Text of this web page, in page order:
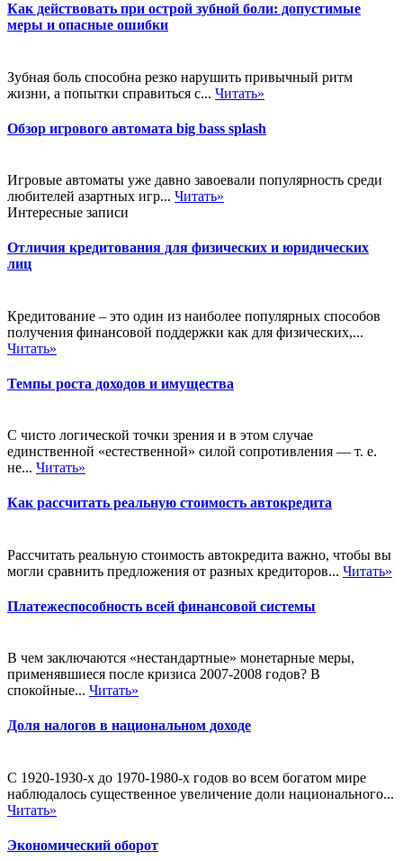
Как действовать при острой зубной боли: допустимые
меры и опасные ошибки
Зубная боль способна резко нарушить привычный ритм
жизни, а попытки справиться с... Читать»
Обзор игрового автомата big bass splash
Игровые автоматы уже давно завоевали популярность среди
любителей азартных игр... Читать»
Интересные записи
Отличия кредитования для физических и юридических
лиц
Кредитование – это один из наиболее популярных способов
получения финансовой поддержки как для физических,...
Читать»
Темпы роста доходов и имущества
С чисто логической точки зрения и в этом случае
единственной «естественной» силой сопротивления — т. е.
не... Читать»
Как рассчитать реальную стоимость автокредита
Рассчитать реальную стоимость автокредита важно, чтобы вы
могли сравнить предложения от разных кредиторов... Читать»
Платежеспособность всей финансовой системы
В чем заключаются «нестандартные» монетарные меры,
применявшиеся после кризиса 2007-2008 годов? В
спокойные... Читать»
Доля налогов в национальном доходе
С 1920-1930-х до 1970-1980-х годов во всем богатом мире
наблюдалось существенное увеличение доли национального...
Читать»
Экономический оборот